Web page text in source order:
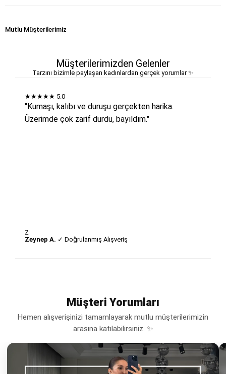
Mutlu Müşterilerimiz
Müşterilerimizden Gelenler
Tarzını bizimle paylaşan kadınlardan gerçek yorumlar ✨
★★★★★ 5.0
"Kumaşı, kalıbı ve duruşu gerçekten harika.
Üzerimde çok zarif durdu, bayıldım."
Z
Zeynep A. ✓ Doğrulanmış Alışveriş
Müşteri Yorumları
Hemen alışverişinizi tamamlayarak mutlu müşterilerimizin
arasına katılabilirsiniz. ✨